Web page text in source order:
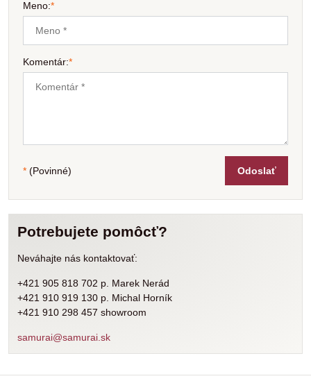
Meno:*
Komentár:*
* (Povinné) Odoslať
Potrebujete pomôcť?
Neváhajte nás kontaktovať:
+421 905 818 702 p. Marek Nerád
+421 910 919 130 p. Michal Horník
+421 910 298 457 showroom
samurai@samurai.sk